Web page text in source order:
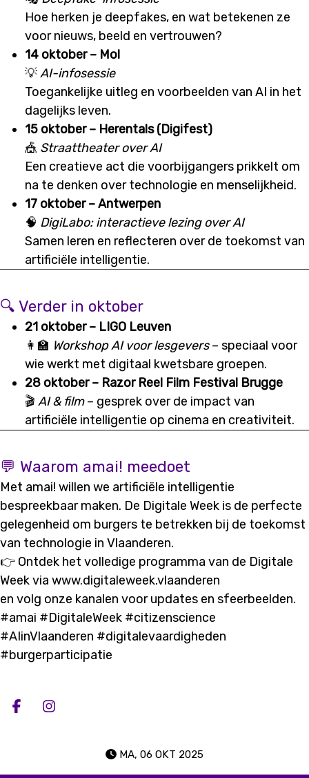
Hoe herken je deepfakes, en wat betekenen ze
voor nieuws, beeld en vertrouwen?
14 oktober – Mol
💡AI-infosessie
Toegankelijke uitleg en voorbeelden van AI in het
dagelijks leven.
15 oktober – Herentals (Digifest)
🎪 Straattheater over AI
Een creatieve act die voorbijgangers prikkelt om
na te denken over technologie en menselijkheid.
17 oktober – Antwerpen
🧠 DigiLabo: interactieve lezing over AI
Samen leren en reflecteren over de toekomst van
artificiële intelligentie.
🔍 Verder in oktober
21 oktober – LIGO Leuven
👩‍🏫 Workshop AI voor lesgevers– speciaal voor
wie werkt met digitaal kwetsbare groepen.
28 oktober – Razor Reel Film Festival Brugge
🎬 AI & film– gesprek over de impact van
artificiële intelligentie op cinema en creativiteit.
💬 Waarom amai! meedoet
Met amai! willen we artificiële intelligentie
bespreekbaar maken. De Digitale Week is de perfecte
gelegenheid om burgers te betrekken bij de toekomst
van technologie in Vlaanderen.
👉 Ontdek het volledige programma van de Digitale
Week via www.digitaleweek.vlaanderen
en volg onze kanalen voor updates en sfeerbeelden.
#amai #DigitaleWeek #citizenscience
#AIinVlaanderen #digitalevaardigheden
#burgerparticipatie
Deel op facebook
Deel op Instagram
MA, 06 OKT 2025